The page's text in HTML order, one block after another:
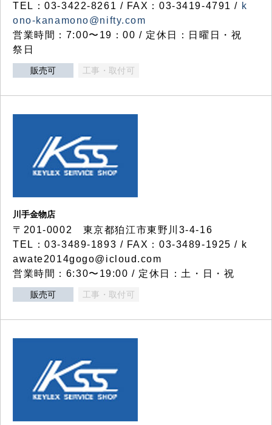
TEL：03-3422-8261 / FAX：03-3419-4791 / k
ono-kanamono@nifty.com
営業時間：7:00〜19：00 / 定休日：日曜日・祝
祭日
販売可 工事・取付可
川手金物店
〒201-0002 東京都狛江市東野川3-4-16
TEL：03-3489-1893 / FAX：03-3489-1925 / k
awate2014gogo@icloud.com
営業時間：6:30〜19:00 / 定休日：土・日・祝
販売可 工事・取付可